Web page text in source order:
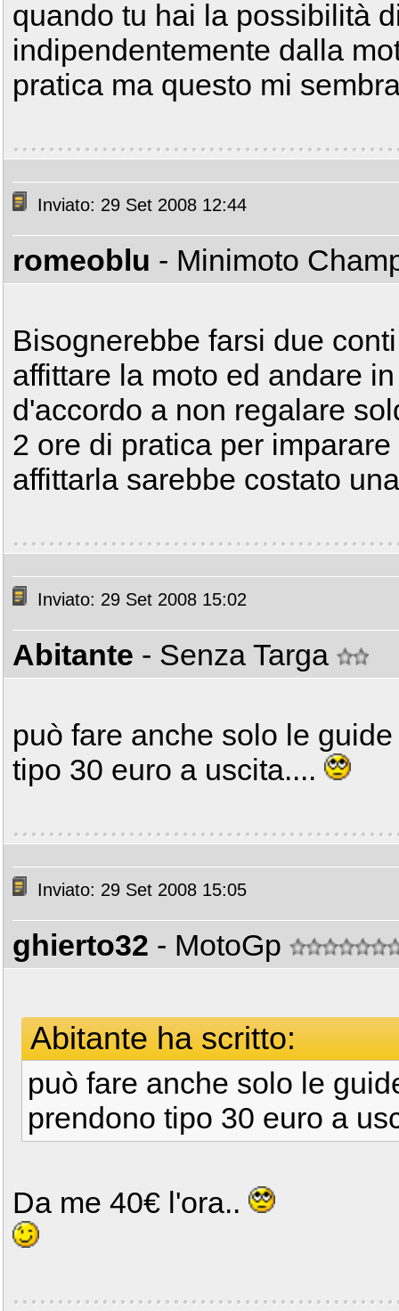
quando tu hai la possibilità
indipendentemente dalla
pratica ma questo mi
Inviato: 29 Set 2008 12:44
romeoblu - Minimoto
Bisognerebbe farsi due
affittare la moto ed andare
d'accordo a non regalare
2 ore di pratica per
affittarla sarebbe costato
Inviato: 29 Set 2008 15:02
Abitante - Senza Targa
può fare anche solo le
tipo 30 euro a uscita....
Inviato: 29 Set 2008 15:05
ghierto32 - MotoGp
Abitante ha scritto:
può fare anche solo le
prendono tipo 30 euro a
Da me 40€ l'ora..